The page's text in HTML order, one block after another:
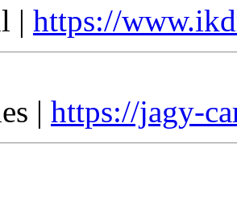
| https://
| https://jagy-